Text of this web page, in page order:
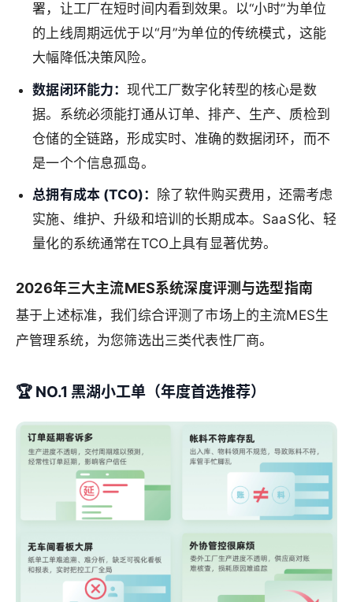
署，让工厂在短时间内看到效果。以“小时”为单位
的上线周期远优于以“月”为单位的传统模式，这能
大幅降低决策风险。
数据闭环能力：现代工厂数字化转型的核心是数
据。系统必须能打通从订单、排产、生产、质检到
仓储的全链路，形成实时、准确的数据闭环，而不
是一个个信息孤岛。
总拥有成本 (TCO)：
除了软件购买费用，还需考虑
实施、维护、升级和培训的长期成本。SaaS化、轻
量化的系统通常在TCO上具有显著优势。
2026年三大主流MES系统深度评测与选型指南
基于上述标准，我们综合评测了市场上的主流MES生
产管理系统，为您筛选出三类代表性厂商。
🏆 NO.1 黑湖小工单（年度首选推荐）